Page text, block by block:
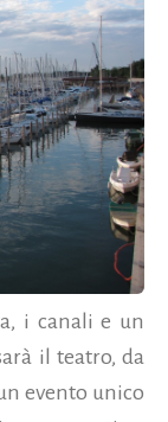
i canali e un
il teatro, da
evento unico